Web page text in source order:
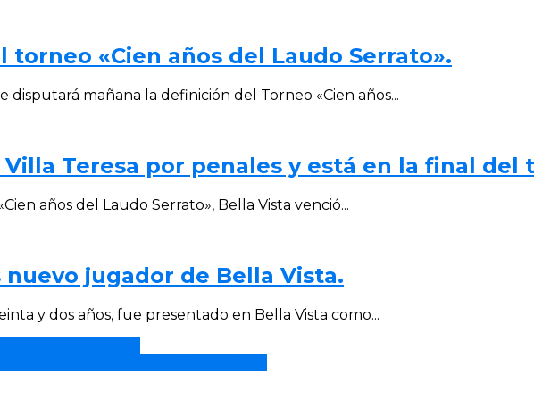
torneo «Cien años del Laudo Serrato».
disputará mañana la definición del Torneo «Cien años...
Teresa por penales y está en la final del
años del Laudo Serrato», Bella Vista venció...
nuevo jugador de Bella Vista.
y dos años, fue presentado en Bella Vista como...